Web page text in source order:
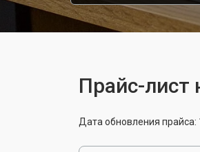
Прайс-лист
Дата обновления прайса: